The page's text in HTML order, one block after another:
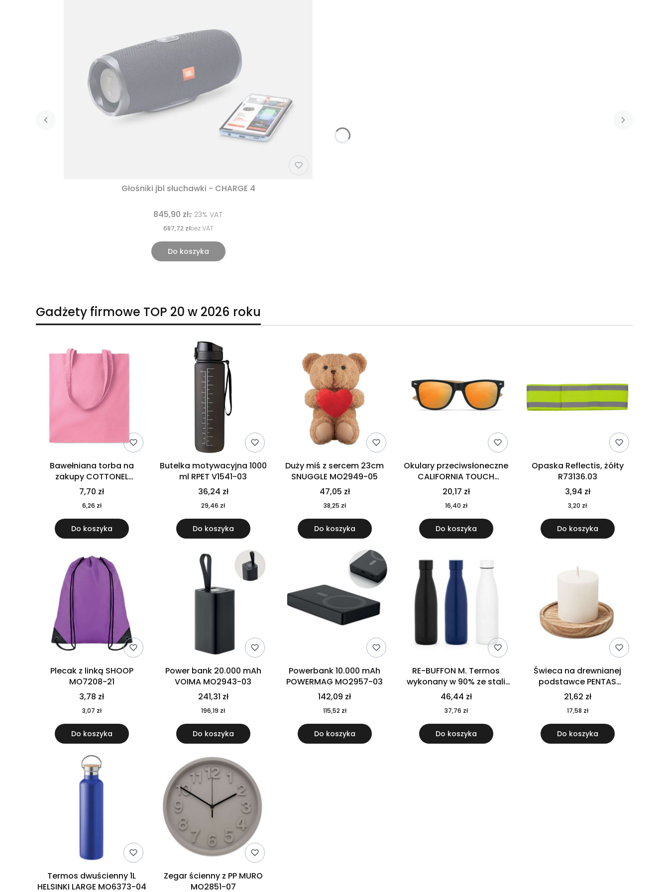
Głośniki jbl słuchawki - CHARGE 4
845,90 złz 23% VAT
687,72 złbez VAT
Do koszyka
Gadżety firmowe TOP 20 w 2026 roku
Bawełniana torba na
zakupy COTTONEL
COLOUR++ MO9846-11
7,70 zł
6,26 zł
Do koszyka
Butelka motywacyjna 1000
ml RPET V1541-03
36,24 zł
29,46 zł
Do koszyka
Duży miś z sercem 23cm
SNUGGLE MO2949-05
47,05 zł
38,25 zł
Do koszyka
Okulary przeciwsłoneczne
CALIFORNIA TOUCH
MO9617-10
20,17 zł
16,40 zł
Do koszyka
Opaska Reflectis, żółty
R73136.03
3,94 zł
3,20 zł
Do koszyka
Plecak z linką SHOOP
MO7208-21
3,78 zł
3,07 zł
Do koszyka
Power bank 20.000 mAh
VOIMA MO2943-03
241,31 zł
196,19 zł
Do koszyka
Powerbank 10.000 mAh
POWERMAG MO2957-03
142,09 zł
115,52 zł
Do koszyka
RE-BUFFON M. Termos
wykonany w 90% ze stali
nierdzewnej pochodzącej z
recyklingu 520 ml 94294
46,44 zł
37,76 zł
Do koszyka
Świeca na drewnianej
podstawce PENTAS
MO6282-40
21,62 zł
17,58 zł
Do koszyka
Termos dwuścienny 1L
HELSINKI LARGE MO6373-04
Zegar ścienny z PP MURO
MO2851-07